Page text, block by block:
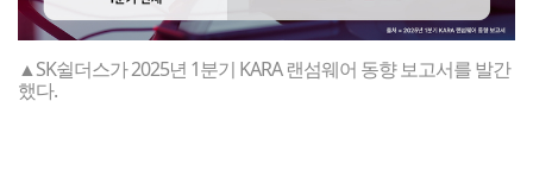
▲SK쉴더스가 2025년 1분기 KARA 랜섬웨어 동향 보고서를 발간
했다.